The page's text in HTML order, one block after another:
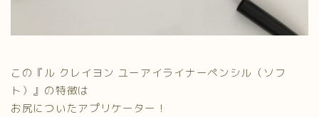
この『ル クレイヨン ユーアイライナーペンシル（ソフ
ト）』の特徴は
お尻についたアプリケーター！